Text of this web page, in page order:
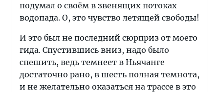
подумал о своём в звенящих потоках
водопада. О, это чувство летящей свободы!
И это был не последний сюрприз от моего
гида. Спустившись вниз, надо было
спешить, ведь темнеет в Ньячанге
достаточно рано, в шесть полная темнота,
и не желательно оказаться на трассе в это